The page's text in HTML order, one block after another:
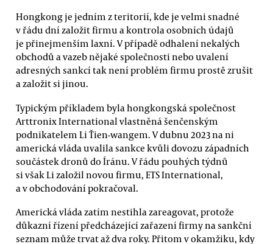
Hongkong je jedním z teritorií, kde je velmi snadné
v řádu dní založit firmu a kontrola osobních údajů
je přinejmenším laxní. V případě odhalení nekalých
obchodů a vazeb nějaké společnosti nebo uvalení
adresných sankcí tak není problém firmu prostě zrušit
a založit si jinou.
Typickým příkladem byla hongkongská společnost
Arttronix International vlastněná šenčenským
podnikatelem Li Ťien-wangem. V dubnu 2023 na ni
americká vláda uvalila sankce kvůli dovozu západních
součástek dronů do Íránu. V řádu pouhých týdnů
si však Li založil novou firmu, ETS International,
a v obchodování pokračoval.
Americká vláda zatím nestihla zareagovat, protože
důkazní řízení předcházející zařazení firmy na sankční
seznam může trvat až dva roky. Přitom v okamžiku, kdy